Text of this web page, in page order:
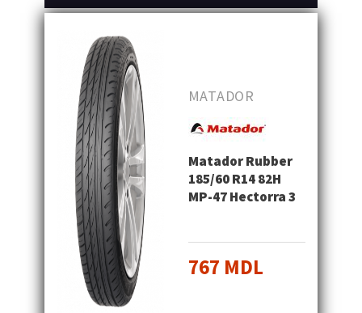
MATADOR
Matador Rubber
185/60 R14 82H
MP-47 Hectorra 3
767 MDL